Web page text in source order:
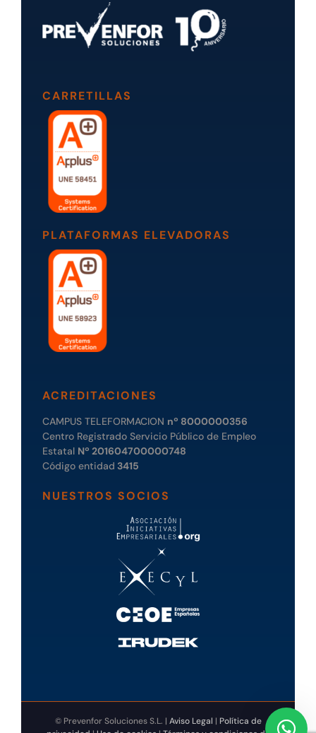
CARRETILLAS
PLATAFORMAS ELEVADORAS
ACREDITACIONES
CAMPUS TELEFORMACION nº 8000000356
Centro Registrado Servicio Público de Empleo
Estatal Nº 201604700000748
Código entidad 3415
NUESTROS SOCIOS
© Prevenfor Soluciones S.L. | Aviso Legal | Política de